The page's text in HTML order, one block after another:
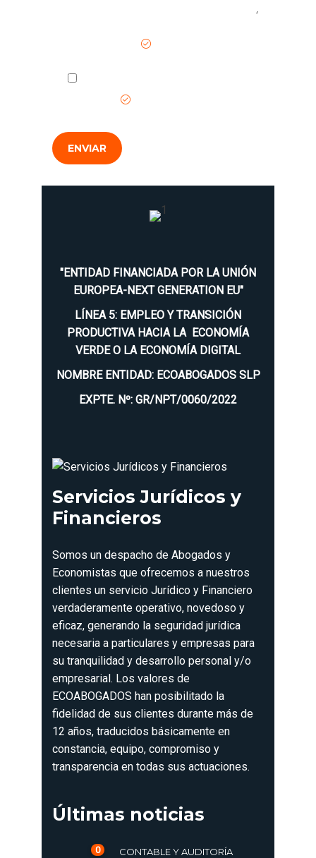
ENVIAR
"ENTIDAD FINANCIADA POR LA UNIÓN
EUROPEA-NEXT GENERATION EU"
LÍNEA 5: EMPLEO Y TRANSICIÓN
PRODUCTIVA HACIA LA ECONOMÍA
VERDE O LA ECONOMÍA DIGITAL
NOMBRE ENTIDAD: ECOABOGADOS SLP
EXPTE. Nº: GR/NPT/0060/2022
Servicios Jurídicos y
Financieros
Somos un despacho de Abogados y
Economistas que ofrecemos a nuestros
clientes un servicio Jurídico y Financiero
verdaderamente operativo, novedoso y
eficaz, generando la seguridad jurídica
necesaria a particulares y empresas para
su tranquilidad y desarrollo personal y/o
empresarial. Los valores de
ECOABOGADOS han posibilitado la
fidelidad de sus clientes durante más de
12 años, traducidos básicamente en
constancia, equipo, compromiso y
transparencia en todas sus actuaciones.
Últimas noticias
0
CONTABLE Y AUDITORÍA